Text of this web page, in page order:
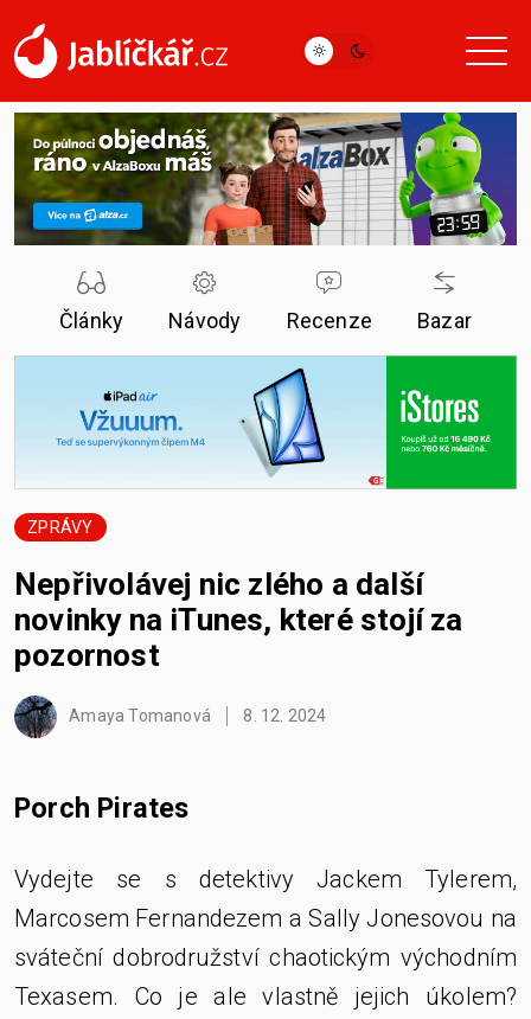
Články Návody Recenze Bazar
ZPRÁVY
Nepřivolávej nic zlého a další
novinky na iTunes, které stojí za
pozornost
Amaya Tomanová 8. 12. 2024
Porch Pirates
Vydejte se s detektivy Jackem Tylerem,
Marcosem Fernandezem a Sally Jonesovou na
sváteční dobrodružství chaotickým východním
Texasem. Co je ale vlastně jejich úkolem?